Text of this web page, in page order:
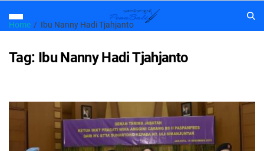
Home Ibu Nanny Hadi Tjahjanto
Tag: Ibu Nanny Hadi Tjahjanto